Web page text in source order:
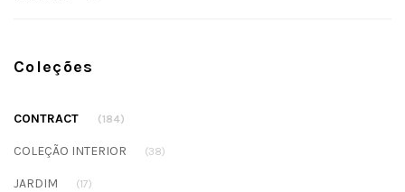
Coleções
CONTRACT (184)
COLEÇÃO INTERIOR (38)
JARDIM (17)